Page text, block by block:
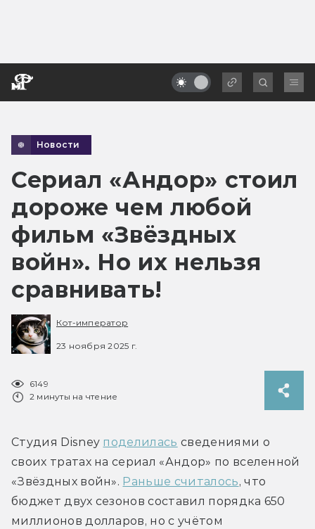
Новости
Сериал «Андор» стоил
дороже чем любой
фильм «Звёздных
войн». Но их нельзя
сравнивать!
Кот-император
23 ноября 2025 г.
6149
2 минуты на чтение
Студия Disney поделилась сведениями о
своих тратах на сериал «Андор» по вселенной
«Звёздных войн». Раньше считалось, что
бюджет двух сезонов составил порядка 650
миллионов долларов, но с учётом